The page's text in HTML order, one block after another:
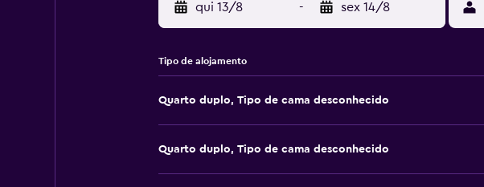
qui 13/8 - sex 14/8
Tipo de alojamento
Quarto duplo, Tipo de cama desconhecido
Quarto duplo, Tipo de cama desconhecido